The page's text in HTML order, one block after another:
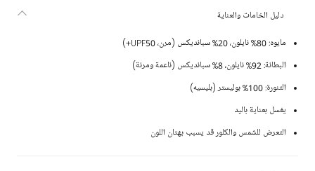
دليل الخامات والعناية
مايوه: 80% نايلون، 20% سبانديكس (مرن، UPF50+)
البطانة: 92% نايلون، 8% سبانديكس (ناعمة ومرنة)
التنورة: 100% بوليستر (بليسيه)
يغسل بعناية باليد
التعرض للشمس والكلور قد يسبب بهتان اللون